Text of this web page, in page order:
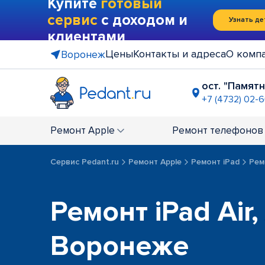
Купите готовый
сервис с доходом и
клиентами
Узнать
ВоронежЦеныКонтакты и адресаО
ост.
+7 (4732) 02-
+7 (4732)
Центр
+7 (4732)
Ремонт Apple Ремонт телефонов
Сервис Pedant.ru Ремонт Apple Ремонт iPad
Ремонт iPad
Воронеже